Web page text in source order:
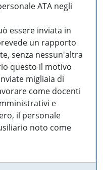
ATA negli
essere inviata in
un rapporto
senza nessun'altra
questo il motivo
migliaia di
come docenti
e
il personale
noto come